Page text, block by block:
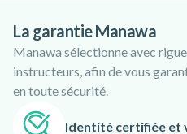
Avec l’équipe de
moment inoubliable au
l’expérience de l’équipe
Montréal ! Rigueur,
La garantie Manawa
Manawa sélectionne avec
instructeurs, afin de vous
en toute sécurité.
Identité certifiée et